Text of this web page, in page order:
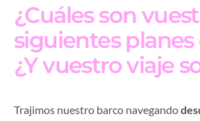
¿Cuáles son
siguientes planes
¿Y vuestro viaje
Trajimos nuestro barco navegando